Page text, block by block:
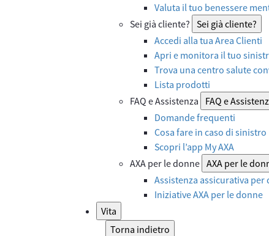
Valuta il tuo benessere
Sei già cliente? Sei già cliente?
Accedi alla tua Area Clienti
Apri e monitora il tuo
Trova una centro salute
Lista prodotti
FAQ e Assistenza
FAQ e
Domande frequenti
Cosa fare in caso di sinistro
Scopri l’app My AXA
AXA per le donne AXA per le
Assistenza assicurativa
Iniziative AXA per le donne
Vita
Torna indietro